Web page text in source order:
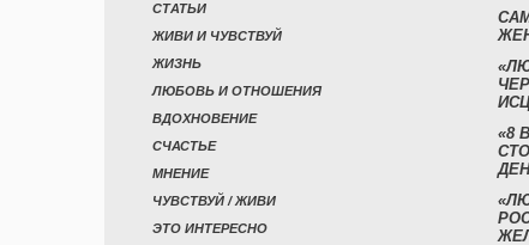
СТАТЬИ
ЖИВИ И ЧУВСТВУЙ
ЖИЗНЬ
ЛЮБОВЬ И ОТНОШЕНИЯ
ВДОХНОВЕНИЕ
СЧАСТЬЕ
МНЕНИЕ
ЧУВСТВУЙ / ЖИВИ
ЭТО ИНТЕРЕСНО
«8